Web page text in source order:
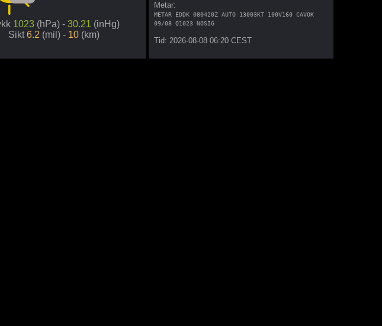
1023 (hPa) - 30.21 (inHg)
Sikt6.2 (mil) - 10 (km)
Metar:
METAR EDDK 080420Z AUTO 13003KT 100V160 CAVOK
09/08 Q1023 NOSIG
Tid: 2026-08-08 06:20 CEST